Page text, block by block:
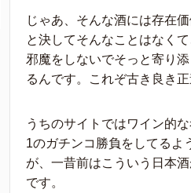
じゃあ、そんな酒には存在
と決してそんなことはなく
邪魔をしないでそっと寄り
るんです。これぞ古き良き正
うちのサイトではワイン的
1のガチンコ勝負をしてるよ
が、一昔前はこういう日本
です。